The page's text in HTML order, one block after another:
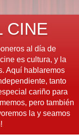
CINE
al día de
es cultura, y la
Aquí hablaremos
tanto
cariño para
pero también
la y seamos